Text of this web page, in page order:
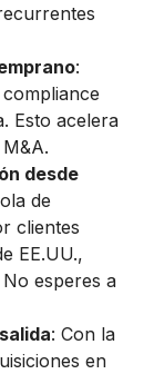
:
Esto acelera
desde
de
clientes
EE.UU.,
esperes a
: Con la
en